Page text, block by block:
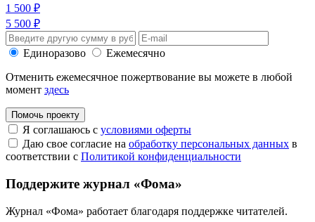
1 500 ₽
5 500 ₽
Единоразово
Ежемесячно
Отменить ежемесячное пожертвование вы можете в любой
момент здесь
Помочь проекту
Я соглашаюсь с условиями оферты
Даю свое согласие на обработку персональных данных в
соответствии с Политикой конфиденциальности
Поддержите журнал «Фома»
Журнал «Фома» работает благодаря поддержке читателей.